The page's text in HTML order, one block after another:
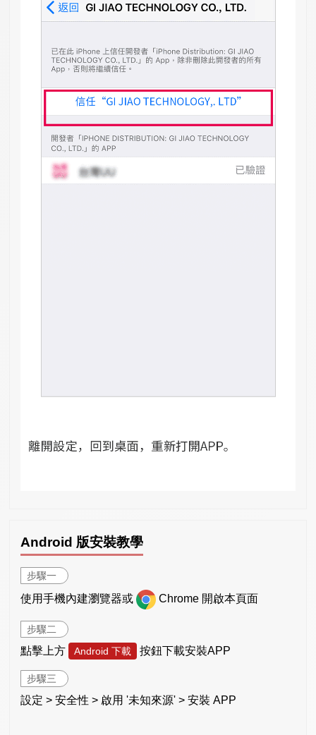
Android 版安裝教學
步驟一
使用手機內建瀏覽器或 Chrome 開啟本頁面
步驟二
點擊上方 Android 下載 按鈕下載安裝APP
步驟三
設定 > 安全性 > 啟用 '未知來源' > 安裝 APP